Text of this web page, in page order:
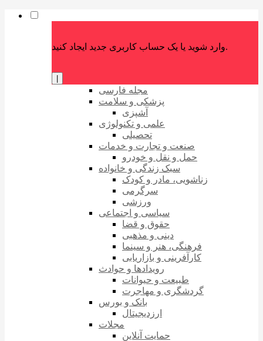
وارد شوید یا یک حساب کاربری جدید ایجاد کنید.
مجله فارسی
پزشکی و سلامت
آشپزی
علمی و تکنولوژی
تحصیلی
صنعت و تجارت و خدمات
حمل و نقل و خودرو
سبک زندگی و خانواده
زناشویی، مادر و کودک
سرگرمی
ورزشی
سیاسی و اجتماعی
حقوق و قضا
دینی و مذهبی
فرهنگی، هنر و سینما
کارآفرینی و بازاریابی
رویدادها و حوادث
طبیعت و حیوانات
گردشگری و مهاجرت
بانک و بورس
ارزدیجیتال
مجلات
حمایت آنلاین